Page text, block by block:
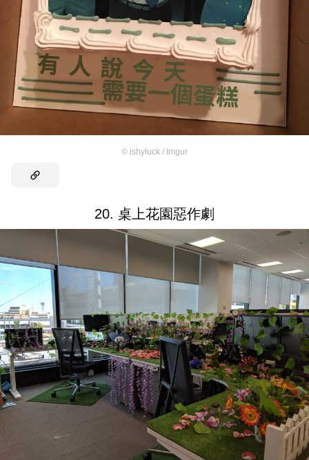
© ishyluck / Imgur
20. 桌上花園惡作劇